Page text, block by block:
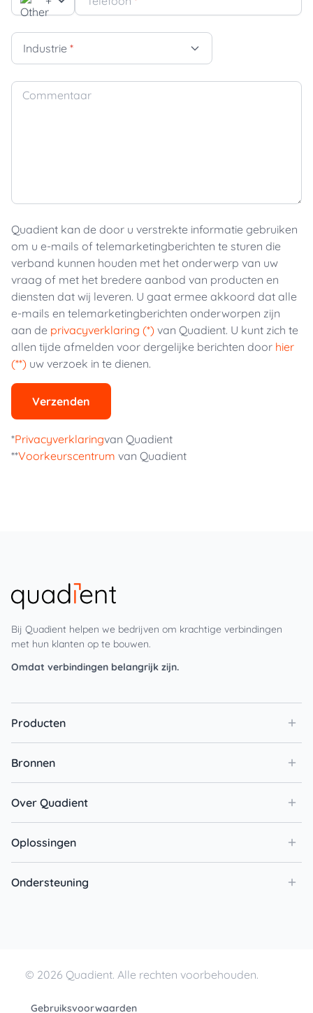
Industrie *
Commentaar
Quadient kan de door u verstrekte informatie gebruiken
om u e-mails of telemarketingberichten te sturen die
verband kunnen houden met het onderwerp van uw
vraag of met het bredere aanbod van producten en
diensten dat wij leveren. U gaat ermee akkoord dat alle
e-mails en telemarketingberichten onderworpen zijn
aan de privacyverklaring (*) van Quadient. U kunt zich te
allen tijde afmelden voor dergelijke berichten door hier
(**) uw verzoek in te dienen.
Verzenden
*Privacyverklaringvan Quadient
**Voorkeurscentrum van Quadient
Bij Quadient helpen we bedrijven om krachtige verbindingen
met hun klanten op te bouwen.
Omdat verbindingen belangrijk zijn.
Producten
Bronnen
Over Quadient
Oplossingen
Ondersteuning
© 2026 Quadient. Alle rechten voorbehouden.
Gebruiksvoorwaarden